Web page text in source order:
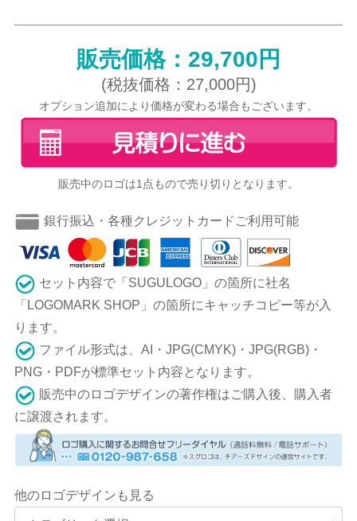
販売価格：29,700円
(税抜価格：27,000円)
オプション追加により価格が変わる場合もございます。
販売中のロゴは1点もので売り切りとなります。
銀行振込・各種クレジットカードご利用可能
セット内容で「SUGULOGO」の箇所に社名
「LOGOMARK SHOP」の箇所にキャッチコピー等が入
ります。
ファイル形式は、AI・JPG(CMYK)・JPG(RGB)・
PNG・PDFが標準セット内容となります。
販売中のロゴデザインの著作権はご購入後、購入者
に譲渡されます。
他のロゴデザインも見る